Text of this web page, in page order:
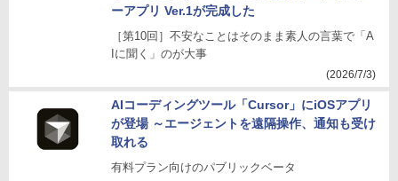
ーアプリ Ver.1が完成した
［第10回］不安なことはそのまま素人の言葉で「A
Iに聞く」のが大事
(2026/7/3)
AIコーディングツール「Cursor」にiOSアプリ
が登場 ～エージェントを遠隔操作、通知も受け
取れる
有料プラン向けのパブリックベータ